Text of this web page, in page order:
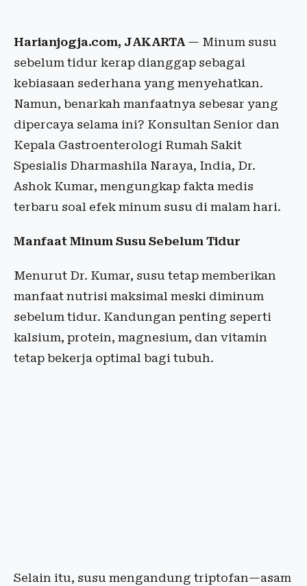
Harianjogja.com, JAKARTA— Minum susu
sebelum tidur kerap dianggap sebagai
kebiasaan sederhana yang menyehatkan.
Namun, benarkah manfaatnya sebesar yang
dipercaya selama ini? Konsultan Senior dan
Kepala Gastroenterologi Rumah Sakit
Spesialis Dharmashila Naraya, India, Dr.
Ashok Kumar, mengungkap fakta medis
terbaru soal efek minum susu di malam hari.
Manfaat Minum Susu Sebelum Tidur
Menurut Dr. Kumar, susu tetap memberikan
manfaat nutrisi maksimal meski diminum
sebelum tidur. Kandungan penting seperti
kalsium, protein, magnesium, dan vitamin
tetap bekerja optimal bagi tubuh.
Selain itu, susu mengandung triptofan—asam